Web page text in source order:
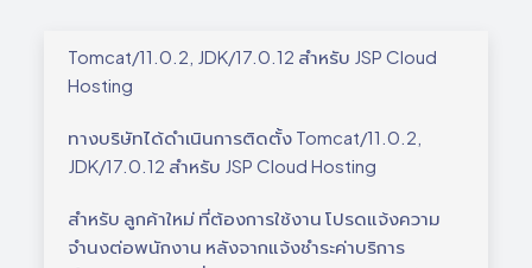
Tomcat/11.0.2, JDK/17.0.12 สำหรับ JSP Cloud
Hosting
ทางบริษัทได้ดำเนินการติดตั้ง Tomcat/11.0.2,
JDK/17.0.12 สำหรับ JSP Cloud Hosting
สำหรับ ลูกค้าใหม่ ที่ต้องการใช้งาน โปรดแจ้งความ
จำนงต่อพนักงาน หลังจากแจ้งชำระค่าบริการ